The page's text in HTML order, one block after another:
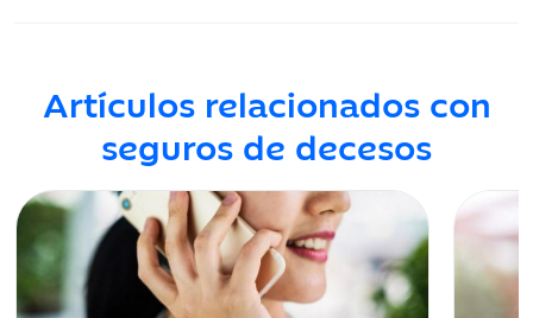
Artículos relacionados con
seguros de decesos